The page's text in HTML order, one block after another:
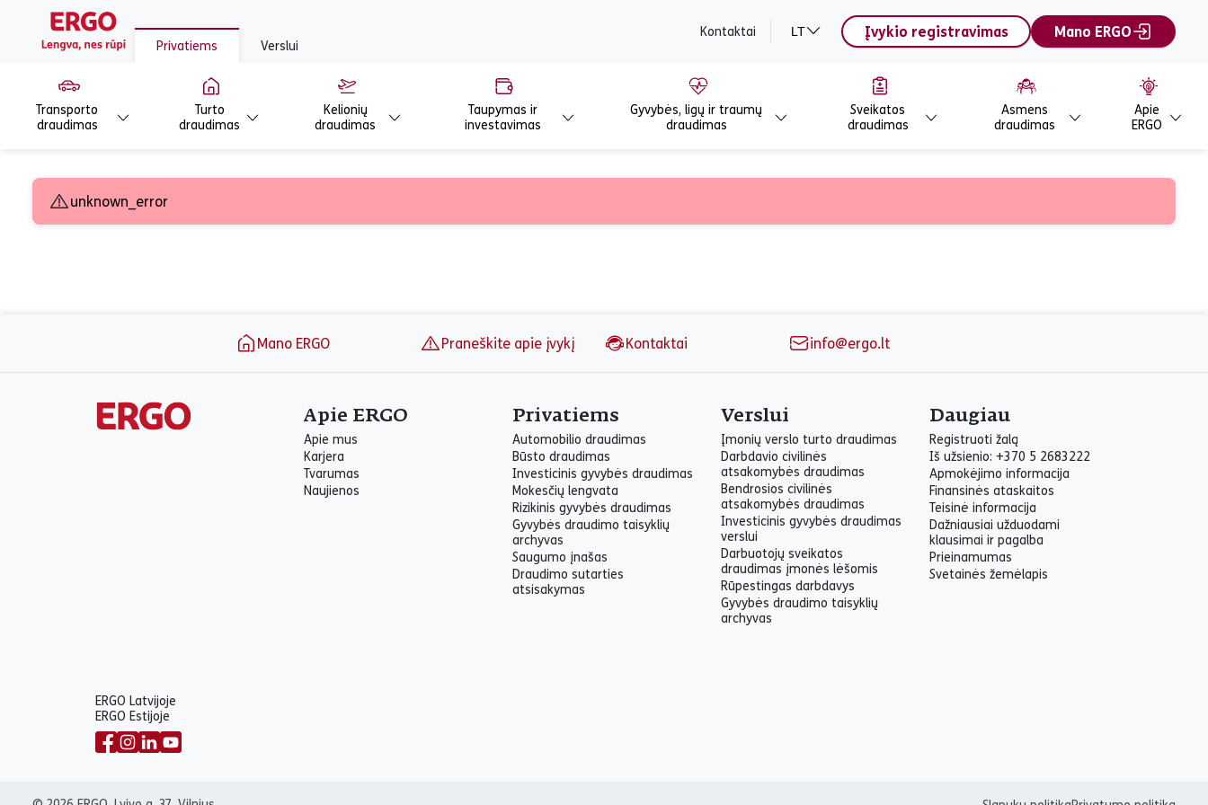
Privatiems Verslui
Kontaktai LT Įvykio registravimas Mano ERGO
Transporto
draudimas
Turto
draudimas
Kelionių
draudimas
Taupymas ir
investavimas
Gyvybės, ligų ir traumų
draudimas
Sveikatos
draudimas
Asmens
draudimas
Apie
ERGO
Siųsti užklausą - Elektronikos įrangos draudimas
unknown_error
Puslapio apačiaMano ERGO Praneškite apie įvykį Kontaktai info@ergo.lt
Apie ERGO
Apie mus
Karjera
Tvarumas
Naujienos
Privatiems
Automobilio draudimas
Būsto draudimas
Investicinis gyvybės draudimas
Mokesčių lengvata
Rizikinis gyvybės draudimas
Gyvybės draudimo taisyklių
archyvas
Saugumo įnašas
Draudimo sutarties
atsisakymas
Verslui
Įmonių verslo turto draudimas
Darbdavio civilinės
atsakomybės draudimas
Bendrosios civilinės
atsakomybės draudimas
Investicinis gyvybės draudimas
verslui
Darbuotojų sveikatos
draudimas įmonės lėšomis
Rūpestingas darbdavys
Gyvybės draudimo taisyklių
archyvas
Daugiau
Registruoti žalą
Iš užsienio: +370 5 2683222
Apmokėjimo informacija
Finansinės ataskaitos
Teisinė informacija
Dažniausiai užduodami
klausimai ir pagalba
Prieinamumas
Svetainės žemėlapis
ERGO Latvijoje
ERGO Estijoje